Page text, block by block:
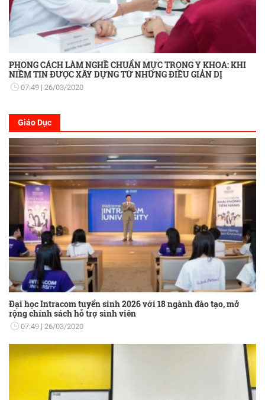
PHONG CÁCH LÀM NGHỀ CHUẨN MỰC TRONG Y KHOA: KHI
NIỀM TIN ĐƯỢC XÂY DỰNG TỪ NHỮNG ĐIỀU GIẢN DỊ
07:49 26/03/2020
Giáo Dục
Đại học Intracom tuyển sinh 2026 với 18 ngành đào tạo, mở
rộng chính sách hỗ trợ sinh viên
07:49 26/03/2020